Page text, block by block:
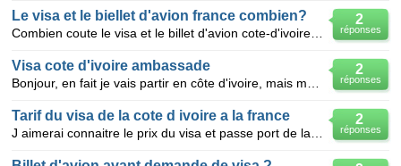
2
réponses
Le visa et le biellet d'avion france combien?
2
réponses
Visa cote d'ivoire ambassade
2
réponses
Tarif du visa de la cote d ivoire a la france